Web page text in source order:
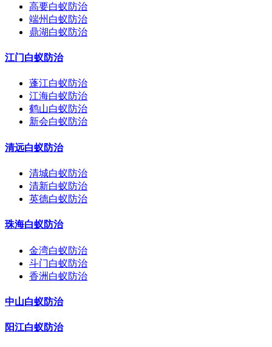
高要白蚁防治
端州白蚁防治
鼎湖白蚁防治
江门白蚁防治
蓬江白蚁防治
江海白蚁防治
鹤山白蚁防治
新会白蚁防治
清远白蚁防治
清城白蚁防治
清新白蚁防治
英德白蚁防治
珠海白蚁防治
金湾白蚁防治
斗门白蚁防治
香洲白蚁防治
中山白蚁防治
阳江白蚁防治